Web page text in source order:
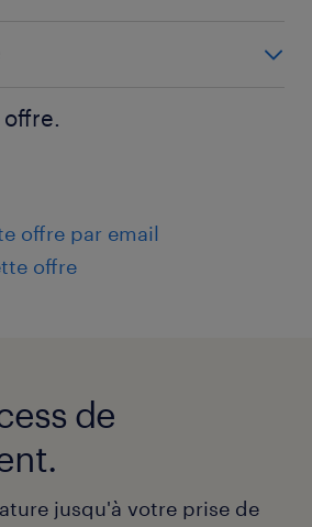
offre par email
offre
de
jusqu'à votre prise de